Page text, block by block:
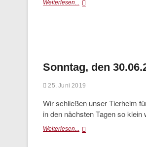
Weiterlesen... Herbert
Sonntag, den
25. Juni 2019
Wir schließen unser Tierheim
in den nächsten Tagen so
Weiterlesen... Das